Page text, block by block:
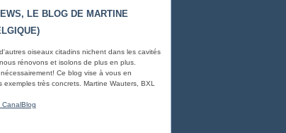
LE BLOG DE MARTINE
oiseaux citadins nichent dans les cavités
rénovons et isolons de plus en plus.
Ce blog vise à vous en
exemples très concrets. Martine Wauters, BXL